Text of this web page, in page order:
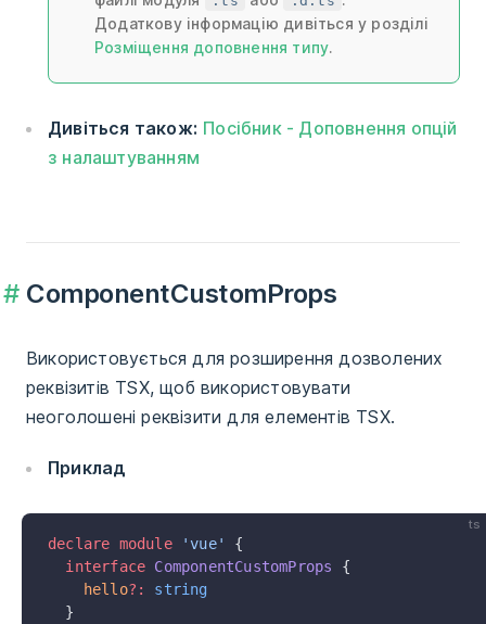
Додаткову інформацію дивіться у розділі
Розміщення доповнення типу.
Дивіться також: Посібник - Доповнення опцій
з налаштуванням
ComponentCustomProps
Використовується для розширення дозволених
реквізитів TSX, щоб використовувати
неоголошені реквізити для елементів TSX.
Приклад
ts
declare module 'vue'
{
  interface
ComponentCustomProps {
    hello
?:
string
  }